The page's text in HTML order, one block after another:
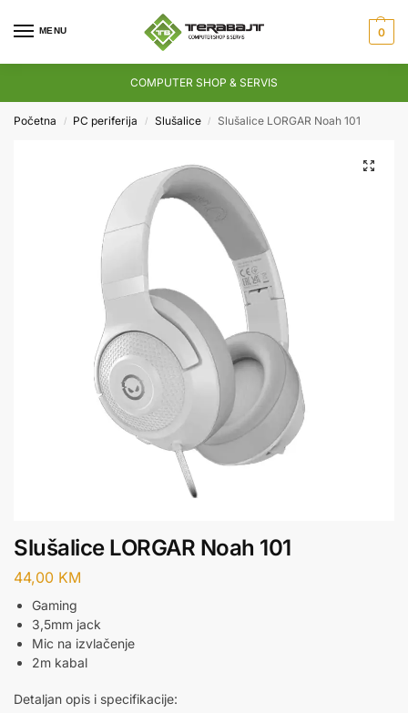
MENU 0
COMPUTER SHOP & SERVIS
Početna / PC periferija / Slušalice / Slušalice LORGAR Noah 101
Slušalice LORGAR Noah 101
44,00 KM
Gaming
3,5mm jack
Mic na izvlačenje
2m kabal
Detaljan opis i specifikacije: